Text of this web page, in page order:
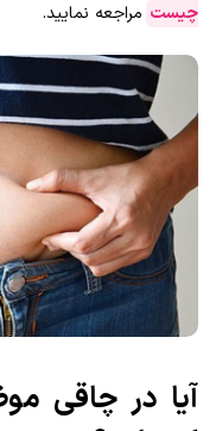
چیست مراجعه نمایید.
آیا در چاقی